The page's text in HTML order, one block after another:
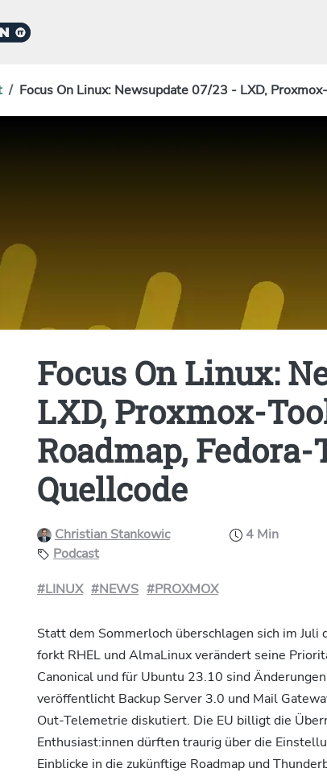
Focus On Linux: Newsupdate 07/23 - LXD,
Focus On Linux:
LXD, Proxmox-
Roadmap,
Quellcode
Christian Stankowic 4 Min
Podcast
#LINUX #NEWS #PROXMOX
Statt dem Sommerloch überschlagen sich im Juli
forkt RHEL und AlmaLinux verändert seine
Canonical und für Ubuntu 23.10 sind
veröffentlicht Backup Server 3.0 und Mail
Out-Telemetrie diskutiert. Die EU billigt die
Enthusiast:innen dürften traurig über die
Einblicke in die zukünftige Roadmap und